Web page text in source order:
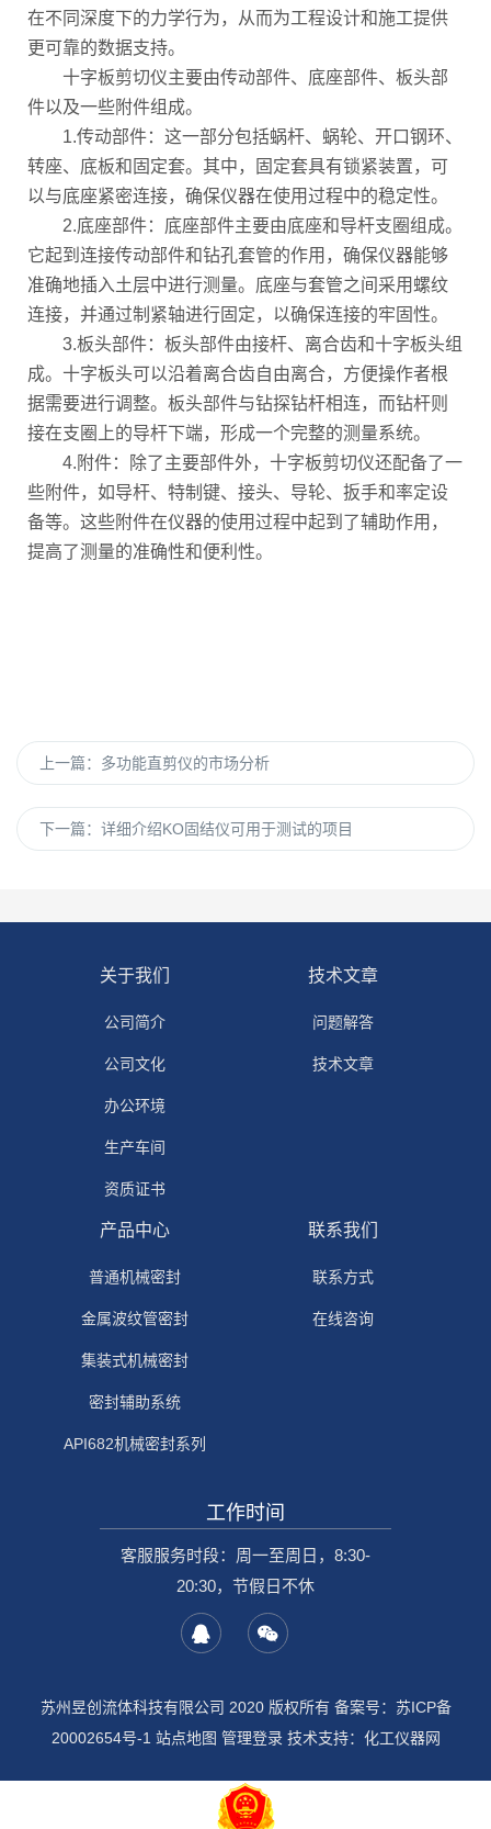
在不同深度下的力学行为，从而为工程设计和施工提供
更可靠的数据支持。
十字板剪切仪主要由传动部件、底座部件、板头部
件以及一些附件组成。
1.传动部件：这一部分包括蜗杆、蜗轮、开口钢环、
转座、底板和固定套。其中，固定套具有锁紧装置，可
以与底座紧密连接，确保仪器在使用过程中的稳定性。
2.底座部件：底座部件主要由底座和导杆支圈组成。
它起到连接传动部件和钻孔套管的作用，确保仪器能够
准确地插入土层中进行测量。底座与套管之间采用螺纹
连接，并通过制紧轴进行固定，以确保连接的牢固性。
3.板头部件：板头部件由接杆、离合齿和十字板头组
成。十字板头可以沿着离合齿自由离合，方便操作者根
据需要进行调整。板头部件与钻探钻杆相连，而钻杆则
接在支圈上的导杆下端，形成一个完整的测量系统。
4.附件：除了主要部件外，十字板剪切仪还配备了一
些附件，如导杆、特制键、接头、导轮、扳手和率定设
备等。这些附件在仪器的使用过程中起到了辅助作用，
提高了测量的准确性和便利性。
上一篇： 多功能直剪仪的市场分析
下一篇： 详细介绍KO固结仪可用于测试的项目
关于我们
公司简介
公司文化
办公环境
生产车间
资质证书
技术文章
问题解答
技术文章
产品中心
普通机械密封
金属波纹管密封
集装式机械密封
密封辅助系统
API682机械密封系列
联系我们
联系方式
在线咨询
工作时间
客服服务时段：周一至周日，8:30-
20:30，节假日不休
苏州昱创流体科技有限公司 2020 版权所有 备案号： 苏ICP备
20002654号-1 站点地图 管理登录技术支持： 化工仪器网